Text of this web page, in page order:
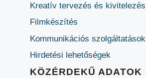
Kreatív tervezés és kivitelezés
Filmkészítés
Kommunikációs szolgáltatások
Hirdetési lehetőségek
KÖZÉRDEKŰ ADATOK